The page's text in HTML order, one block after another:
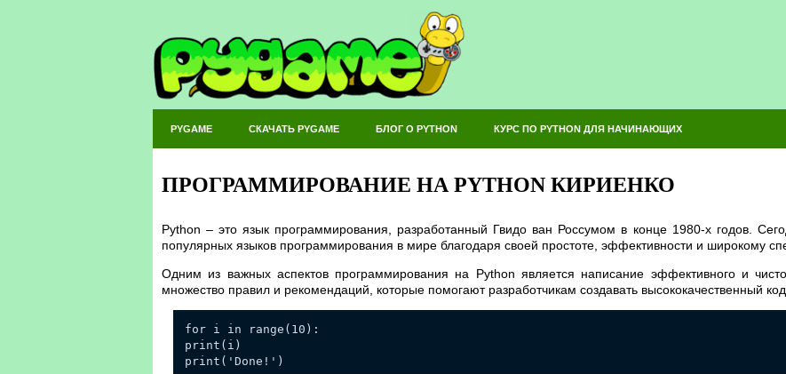
PYGAME СКАЧАТЬ PYGAME БЛОГ О PYTHON КУРС ПО PYTHON ДЛЯ НАЧИНАЮЩИХ
ПРОГРАММИРОВАНИЕ НА PYTHON КИРИЕНКО
Python – это язык программирования, разработанный Гвидо ван Россумом в конце 1980-х годов.
популярных языков программирования в мире благодаря своей простоте, эффективности и широкому
Одним из важных аспектов программирования на Python является написание эффективного и
множество правил и рекомендаций, которые помогают разработчикам создавать высококачественный код.
for i in range(10):
print(i)
print('Done!')